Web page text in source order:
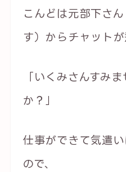
こんどは元部下さ
す）からチャットが
「いくみさんすみ
か？」
仕事ができて気遣
ので、